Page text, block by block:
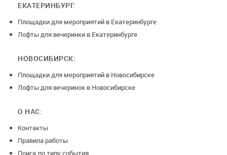
ЕКАТЕРИНБУРГ:
Площадки для мероприятий в Екатеринбурге
Лофты для вечеринки в Екатеринбурге
НОВОСИБИРСК:
Площадки для мероприятий в Новосибирске
Лофты для вечеринок в Новосибирске
О НАС:
Контакты
Правила работы
Поиск по типу события